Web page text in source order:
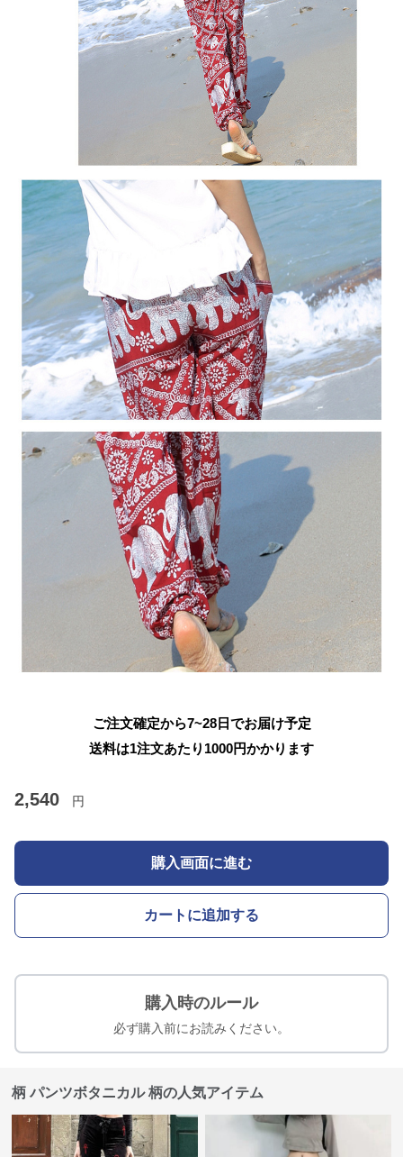
ご注文確定から7~28日でお届け予定
送料は1注文あたり 1000円かかります
2,540 円
購入画面に進む
カートに追加する
購入時のルール
必ず購入前にお読みください。
柄 パンツボタニカル 柄の人気アイテム